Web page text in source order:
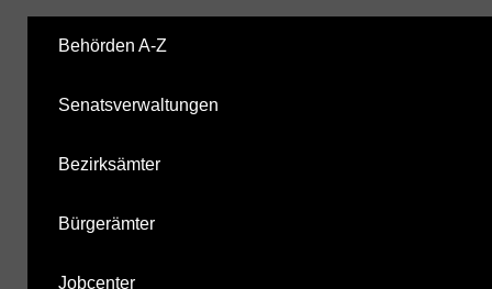
Behörden A-Z
Senatsverwaltungen
Bezirksämter
Bürgerämter
Jobcenter